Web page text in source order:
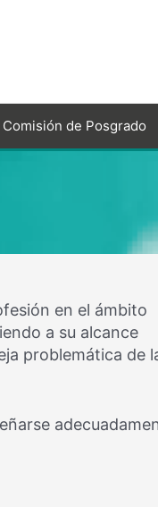
Comisión de Posgrado
en el ámbito
a su alcance
problemática de